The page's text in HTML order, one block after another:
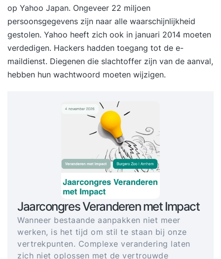
op Yahoo Japan. Ongeveer 22 miljoen
persoonsgegevens zijn naar alle waarschijnlijkheid
gestolen. Yahoo heeft zich ook in januari 2014 moeten
verdedigen. Hackers hadden toegang tot de e-
maildienst. Diegenen die slachtoffer zijn van de aanval,
hebben hun wachtwoord moeten wijzigen.
Jaarcongres Veranderen met Impact
Wanneer bestaande aanpakken niet meer
werken, is het tijd om stil te staan bij onze
vertrekpunten. Complexe verandering laten
zich niet oplossen met de vertrouwde